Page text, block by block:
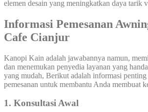
elemen desain yang meningkatkan daya tarik
Informasi Pemesanan
Cafe Cianjur
Kanopi Kain adalah jawabannya namun,
dan menemukan penyedia layanan yang
yang mudah, Berikut adalah informasi penting
pemesanan untuk membantu Anda membuat
1. Konsultasi Awal